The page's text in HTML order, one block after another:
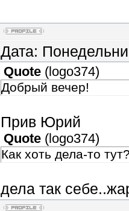
Дата:
Quote ( logo374)
Добрый вечер!
Прив Юрий
Quote ( logo374)
Как хоть дела-то
дела так